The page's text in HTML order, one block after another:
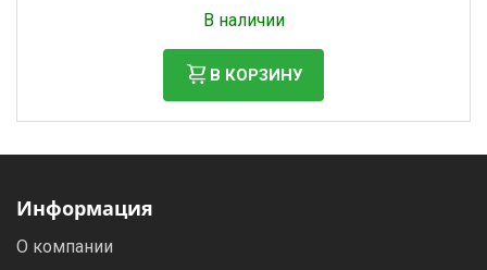
В наличии
В КОРЗИНУ
Информация
О компании